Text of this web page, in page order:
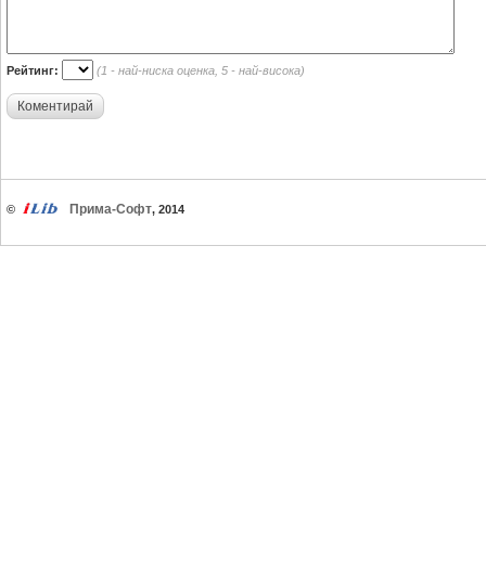
Рейтинг: (1 - най-ниска оценка, 5 - най-висока)
Коментирай
© Прима-Софт, 2014